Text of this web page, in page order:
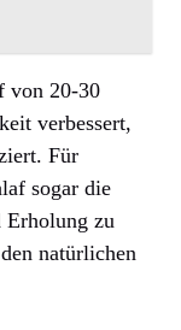
von 20-30
verbessert,
Für
sogar die
Erholung zu
natürlichen